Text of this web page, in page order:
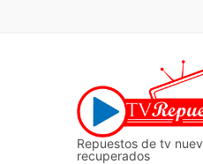
Repuestos de tv
recuperados